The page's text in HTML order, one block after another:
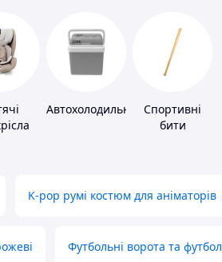
АвтохолодильникиСпортивні
бити
K-pop румі костюм для аніматорів
Футбольні ворота та